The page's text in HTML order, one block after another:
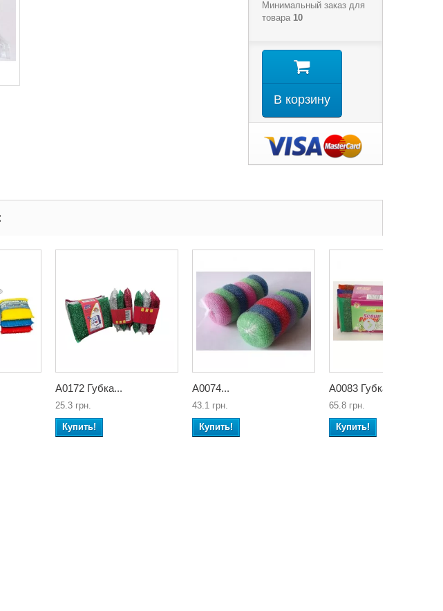
Минимальный заказ для
товара 10
В корзину
А0172 Губка...
25.3 грн.
Купить!
А0074...
43.1 грн.
Купить!
А0083 Губка...
65.8 грн.
Купить!